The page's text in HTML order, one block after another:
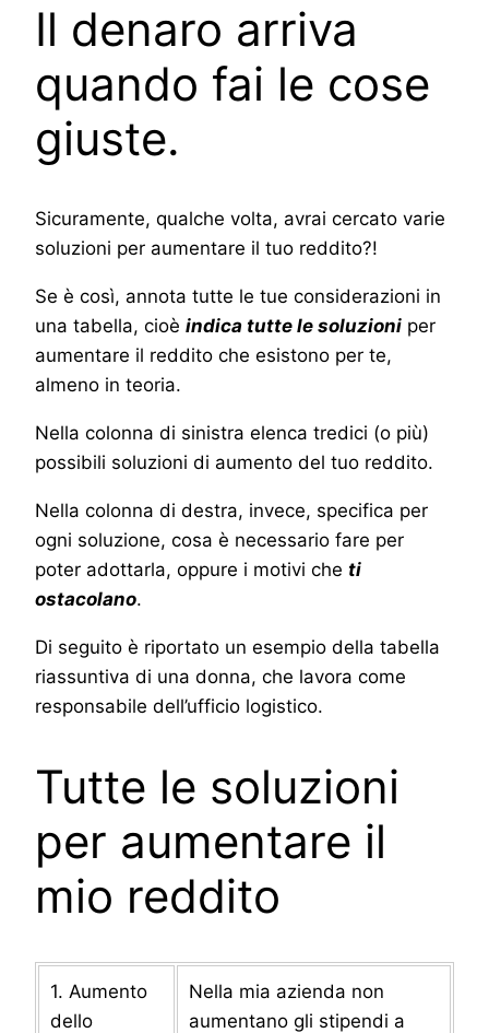
Il denaro arriva
quando fai le cose
giuste.
Sicuramente, qualche volta, avrai cercato varie
soluzioni per aumentare il tuo reddito?!
Se è così, annota tutte le tue considerazioni in
una tabella, cioè indica tutte le soluzioni per
aumentare il reddito che esistono per te,
almeno in teoria.
Nella colonna di sinistra elenca tredici (o più)
possibili soluzioni di aumento del tuo reddito.
Nella colonna di destra, invece, specifica per
ogni soluzione, cosa è necessario fare per
poter adottarla, oppure i motivi che ti
ostacolano.
Di seguito è riportato un esempio della tabella
riassuntiva di una donna, che lavora come
responsabile dell’ufficio logistico.
Tutte le soluzioni
per aumentare il
mio reddito
1. Aumento
dello
Nella mia azienda non
aumentano gli stipendi a